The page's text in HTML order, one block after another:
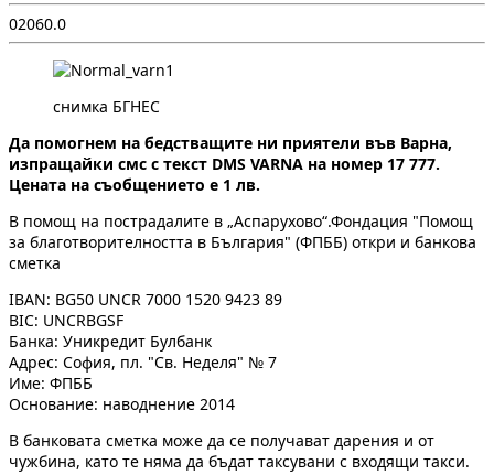
02060.0
снимка БГНЕС
Да помогнем на бедстващите ни приятели във Варна,
изпращайки смс с текст DMS VARNA на номер 17 777.
Цената на съобщението е 1 лв.
В помощ на пострадалите в „Аспарухово“.Фондация "Помощ
за благотворителността в България" (ФПББ) откри и банкова
сметка
IBAN: BG50 UNCR 7000 1520 9423 89
BIC: UNCRBGSF
Банка: Уникредит Булбанк
Адрес: София, пл. "Св. Неделя" № 7
Име: ФПББ
Основание: наводнение 2014
В банковата сметка може да се получават дарения и от
чужбина, като те няма да бъдат таксувани с входящи такси.